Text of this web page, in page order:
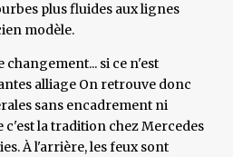
plus fluides aux lignes
modèle.
changement... si ce n'est
alliage On retrouve donc
sans encadrement ni
la tradition chez Mercedes
À l'arrière, les feux sont